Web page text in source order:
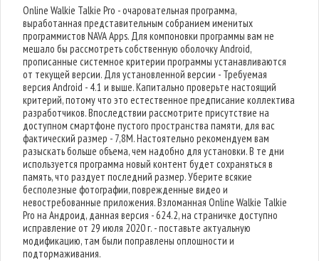
Online Walkie Talkie Pro - очаровательная программа,
выработанная представительным собранием именитых
программистов NAVA Apps. Для компоновки программы вам не
мешало бы рассмотреть собственную оболочку Android,
прописанные системное критерии программы устанавливаются
от текущей версии. Для установленной версии - Требуемая
версия Android - 4.1 и выше. Капитально проверьте настоящий
критерий, потому что это естественное предписание коллектива
разработчиков. Впоследствии рассмотрите присутствие на
доступном смартфоне пустого пространства памяти, для вас
фактический размер - 7,8M. Настоятельно рекомендуем вам
разыскать больше объема, чем надобно для установки. В те дни
используется программа новый контент будет сохраняться в
память, что раздует последний размер. Уберите всякие
бесполезные фотографии, поврежденные видео и
невостребованные приложения. Взломанная Online Walkie Talkie
Pro на Андроид, данная версия - 624.2, на страничке доступно
исправление от 29 июля 2020 г. - поставьте актуальную
модификацию, там были поправлены оплошности и
подтормаживания.